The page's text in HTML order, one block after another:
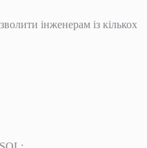
інженерам із кількох